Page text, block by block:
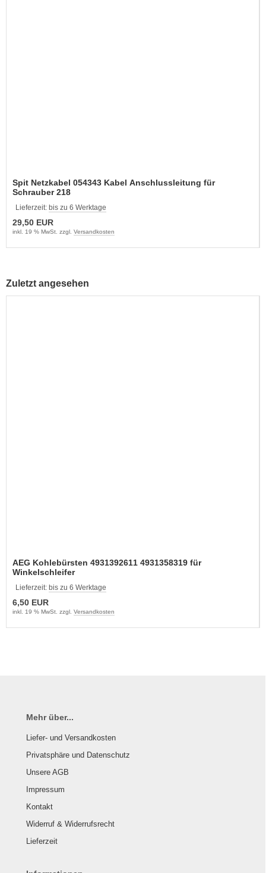
Spit Netzkabel 054343 Kabel Anschlussleitung für
Schrauber 218
Lieferzeit: bis zu 6 Werktage
29,50 EUR
inkl. 19 % MwSt. zzgl. Versandkosten
Zuletzt angesehen
AEG Kohlebürsten 4931392611 4931358319 für
Winkelschleifer
Lieferzeit: bis zu 6 Werktage
6,50 EUR
inkl. 19 % MwSt. zzgl. Versandkosten
Mehr über...
Liefer- und Versandkosten
Privatsphäre und Datenschutz
Unsere AGB
Impressum
Kontakt
Widerruf & Widerrufsrecht
Lieferzeit